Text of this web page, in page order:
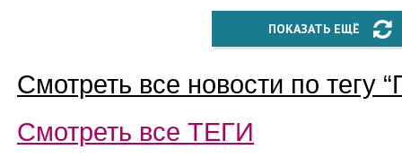
ПОКАЗАТЬ ЕЩЁ
Смотреть все новости по тегу “
Смотреть все ТЕГИ